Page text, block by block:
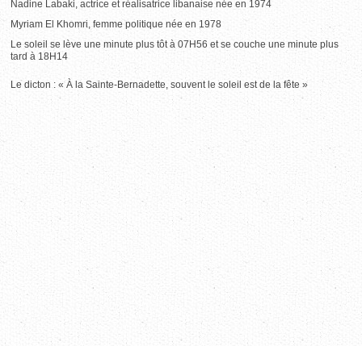
Nadine Labaki, actrice et réalisatrice libanaise née en 1974
Myriam El Khomri, femme politique née en 1978
Le soleil se lève une minute plus tôt à 07H56 et se couche une minute plus
tard à 18H14
Le dicton : « À la Sainte-Bernadette, souvent le soleil est de la fête »